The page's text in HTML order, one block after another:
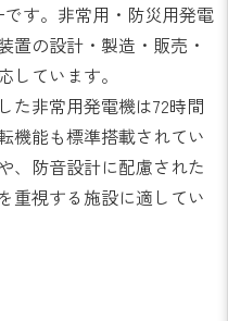
す。非常用・防災用発電
置の設計・製造・販売・
しています。
た非常用発電機は72時間
機能も標準搭載されてい
、防音設計に配慮された
重視する施設に適してい